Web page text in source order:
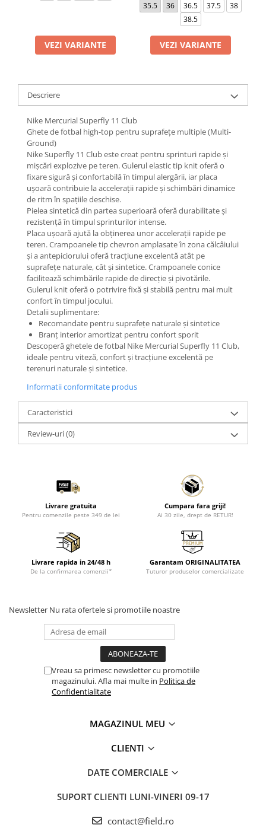
VEZI VARIANTE
35.5
36 36.5 37.5
38
38.5
VEZI VARIANTE
Descriere
Nike Mercurial Superfly 11 Club
Ghete de fotbal high-top pentru suprafețe multiple (Multi-
Ground)
Nike Superfly 11 Club este creat pentru sprinturi rapide și
mișcări explozive pe teren. Gulerul elastic tip knit oferă o
fixare sigură și confortabilă în timpul alergării, iar placa
ușoară contribuie la accelerații rapide și schimbări dinamice
de ritm în spațiile deschise.
Pielea sintetică din partea superioară oferă durabilitate și
rezistență în timpul sprinturilor intense.
Placa ușoară ajută la obținerea unor accelerații rapide pe
teren. Crampoanele tip chevron amplasate în zona călcâiului
și a antepiciorului oferă tracțiune excelentă atât pe
suprafețe naturale, cât și sintetice. Crampoanele conice
facilitează schimbările rapide de direcție și pivotările.
Gulerul knit oferă o potrivire fixă și stabilă pentru mai mult
confort în timpul jocului.
Detalii suplimentare:
Recomandate pentru suprafețe naturale și sintetice
Branț interior amortizat pentru confort sporit
Descoperă ghetele de fotbal Nike Mercurial Superfly 11 Club,
ideale pentru viteză, confort și tracțiune excelentă pe
terenuri naturale și sintetice.
Informatii conformitate produs
Caracteristici
Review-uri(0)
Livrare gratuita
Pentru comenzile peste 349 de lei
Cumpara fara griji!
Ai 30 zile, drept de RETUR!
Livrare rapida in 24/48 h
De la confirmarea comenzii*
Garantam ORIGINALITATEA
Tuturor produselor comercializate
Newsletter Nu rata ofertele si promotiile noastre
Vreau sa primesc newsletter cu promotiile
magazinului. Afla mai multe in Politica de
Confidentialitate
MAGAZINUL MEU
CLIENTI
DATE COMERCIALE
SUPORT CLIENTI LUNI-VINERI 09-17
contact@field.ro